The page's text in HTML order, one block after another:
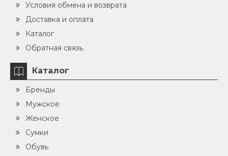
Условия обмена и возврата
Доставка и оплата
Каталог
Обратная связь
Каталог
Бренды
Мужское
Женское
Сумки
Обувь